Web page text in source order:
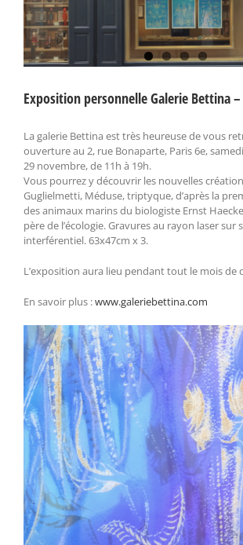
Exposition personnelle Galerie Bettina
La galerie Bettina est très heureuse de vous
ouverture au 2, rue Bonaparte, Paris 6e,
29 novembre, de 11h à 19h.
Vous pourrez y découvrir les nouvelles
Guglielmetti, Méduse, triptyque, d’après la
des animaux marins du biologiste Ernst
père de l’écologie. Gravures au rayon laser sur
interférentiel. 63x47cm x 3.
L’exposition aura lieu pendant tout le mois de
En savoir plus :www.galeriebettina.com